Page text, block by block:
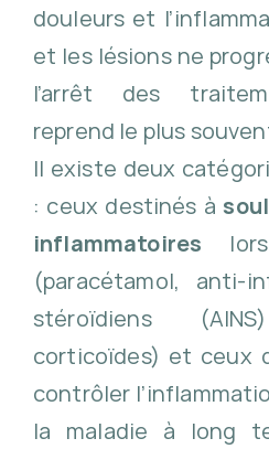
douleurs et
et les lésions ne
l’arrêt des
reprend le plus
Il existe deux
: ceux destinés à
inflammatoires
(paracétamol, anti-
stéroïdiens
corticoïdes) et ceux
contrôler
la maladie à long